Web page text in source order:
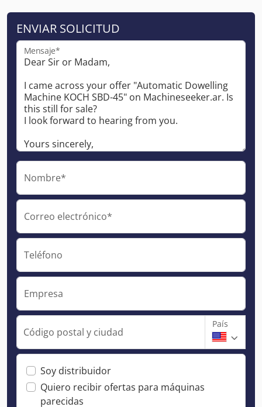
ENVIAR SOLICITUD
Mensaje*
Nombre*
Correo electrónico*
Teléfono
Empresa
Código postal y ciudad
País
Soy distribuidor
Quiero recibir ofertas para máquinas
parecidas